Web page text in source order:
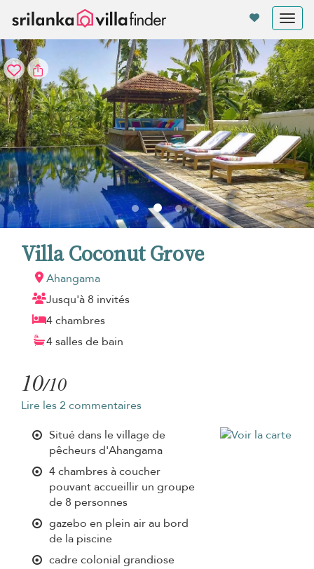
Villa Coconut Grove
Ahangama
Jusqu'à 8 invités
4 chambres
4 salles de bain
10/10
Lire les 2 commentaires
Situé dans le village de
pêcheurs d'Ahangama
4 chambres à coucher
pouvant accueillir un groupe
de 8 personnes
gazebo en plein air au bord
de la piscine
cadre colonial grandiose
Vos paramètres de cookies